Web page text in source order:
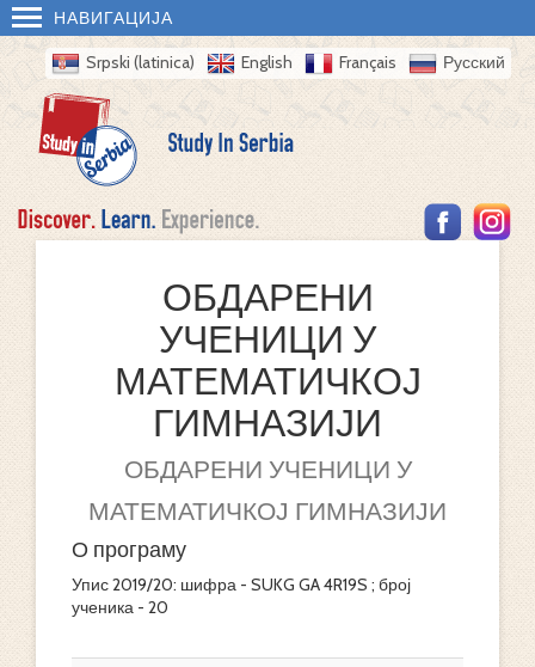
НАВИГАЦИЈА
Srpski (latinica) English Français Русский
ОБДАРЕНИ
УЧЕНИЦИ У
МАТЕМАТИЧКОЈ
ГИМНАЗИЈИ
ОБДАРЕНИ УЧЕНИЦИ У
МАТЕМАТИЧКОЈ ГИМНАЗИЈИ
О програму
Упис 2019/20: шифра - SUKG GA 4R19S ; број
ученика - 20